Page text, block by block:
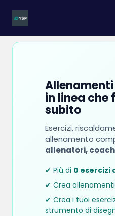
in linea che
subito
Esercizi,
allenamento
allenatori,
✔ Più di 0 esercizi
✔ Crea
✔ Crea i tuoi
strumento di